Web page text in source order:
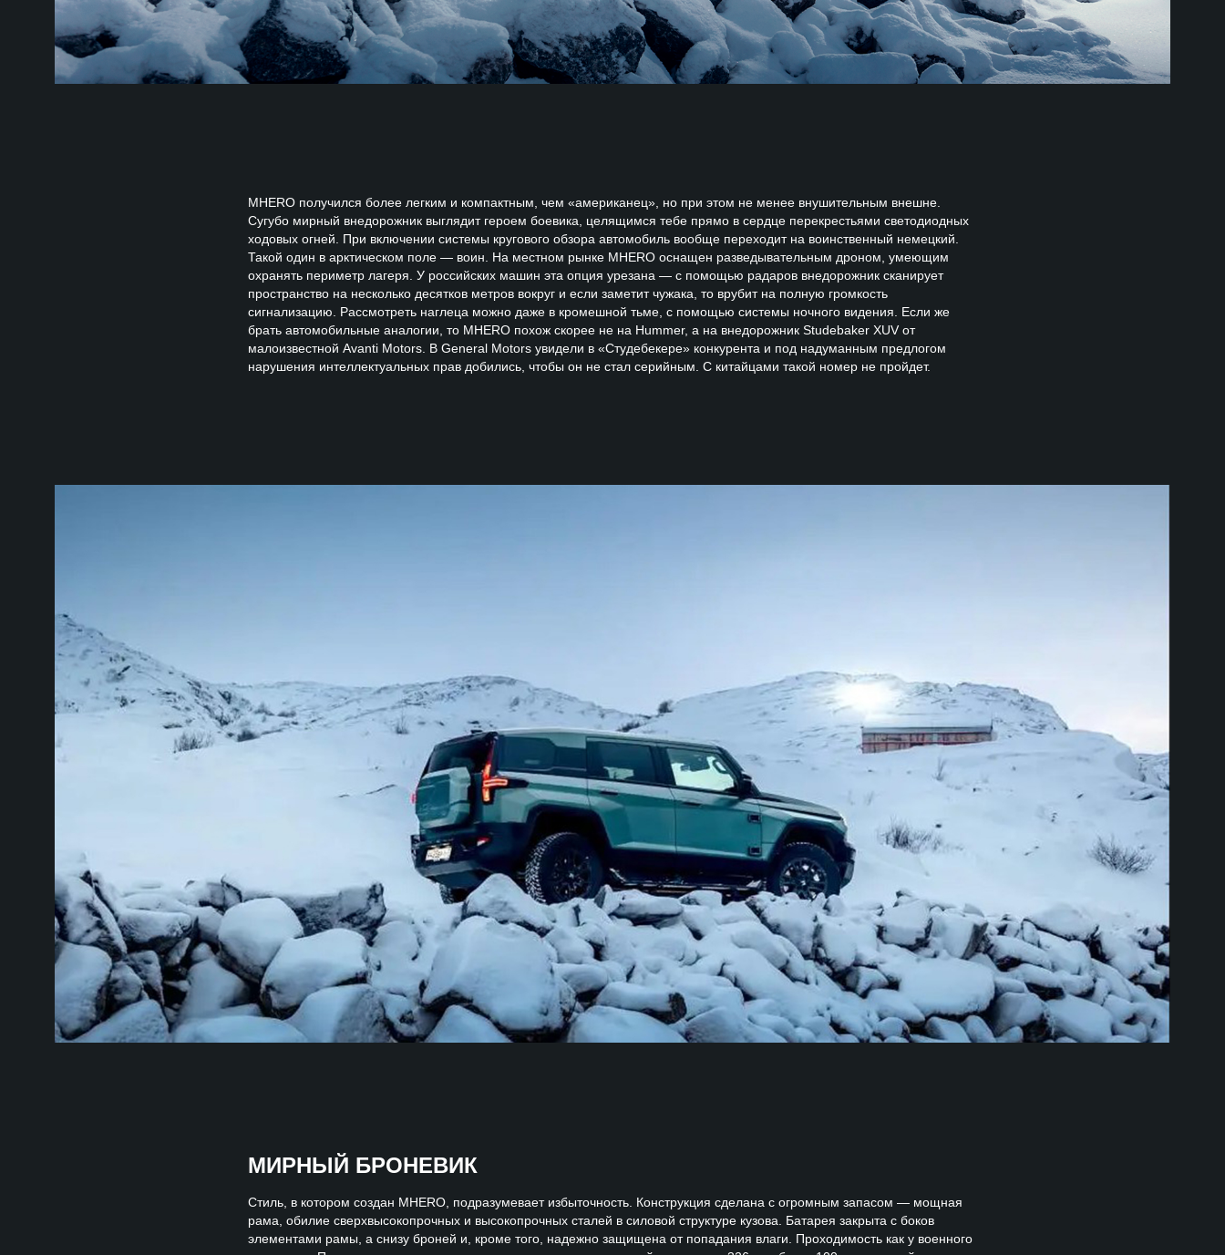
MHERO получился более легким и компактным, чем «американец», но при этом не менее внушительным внешне.
Сугубо мирный внедорожник выглядит героем боевика, целящимся тебе прямо в сердце перекрестьями светодиодных
ходовых огней. При включении системы кругового обзора автомобиль вообще переходит на воинственный немецкий.
Такой один в арктическом поле — воин. На местном рынке MHERO оснащен разведывательным дроном, умеющим
охранять периметр лагеря. У российских машин эта опция урезана — с помощью радаров внедорожник сканирует
пространство на несколько десятков метров вокруг и если заметит чужака, то врубит на полную громкость
сигнализацию. Рассмотреть наглеца можно даже в кромешной тьме, с помощью системы ночного видения. Если же
брать автомобильные аналогии, то MHERO похож скорее не на Hummer, а на внедорожник Studebaker XUV от
малоизвестной Avanti Motors. В General Motors увидели в «Студебекере» конкурента и под надуманным предлогом
нарушения интеллектуальных прав добились, чтобы он не стал серийным. С китайцами такой номер не пройдет.
МИРНЫЙ БРОНЕВИК
Стиль , в котором создан MHERO, подразумевает избыточность. Конструкция сделана с огромным запасом — мощная
рама, обилие сверхвысокопрочных и высокопрочных сталей в силовой структуре кузова. Батарея закрыта с боков
элементами рамы, а снизу броней и, кроме того, надежно защищена от попадания влаги. Проходимость как у военного